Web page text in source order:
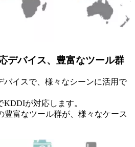
デバイス、豊富なツール群
バイスで、様々なシーンに活用で
が対応します。
豊富なツール群が、様々なケース